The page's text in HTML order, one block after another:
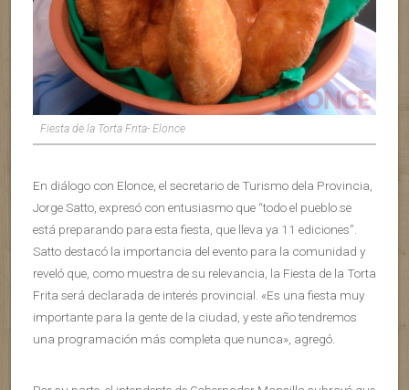
Fiesta de la Torta Frita- Elonce
En diálogo con Elonce, el secretario de Turismo dela Provincia,
Jorge Satto, expresó con entusiasmo que “todo el pueblo se
está preparando para esta fiesta, que lleva ya 11 ediciones”.
Satto destacó la importancia del evento para la comunidad y
reveló que, como muestra de su relevancia, la Fiesta de la Torta
Frita será declarada de interés provincial. «Es una fiesta muy
importante para la gente de la ciudad, y este año tendremos
una programación más completa que nunca», agregó.